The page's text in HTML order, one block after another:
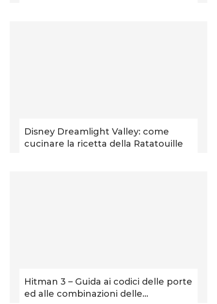
Disney Dreamlight Valley: come
cucinare la ricetta della Ratatouille
Hitman 3 – Guida ai codici delle porte
ed alle combinazioni delle...